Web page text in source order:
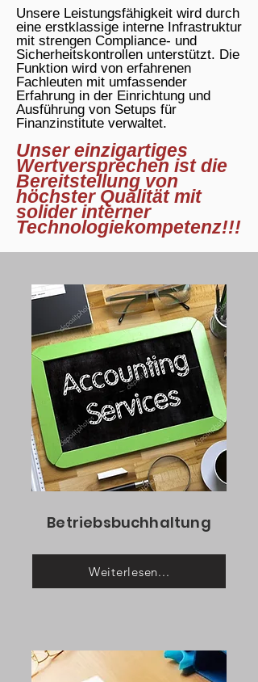
Unsere Leistungsfähigkeit wird durch
eine erstklassige interne Infrastruktur
mit strengen Compliance- und
Sicherheitskontrollen unterstützt. Die
Funktion wird von erfahrenen
Fachleuten mit umfassender
Erfahrung in der Einrichtung und
Ausführung von Setups für
Finanzinstitute verwaltet.
Unser einzigartiges
Wertversprechen ist die
Bereitstellung von
höchster Qualität mit
solider interner
Technologiekompetenz!!!
Betriebsbuchhaltung
Weiterlesen...